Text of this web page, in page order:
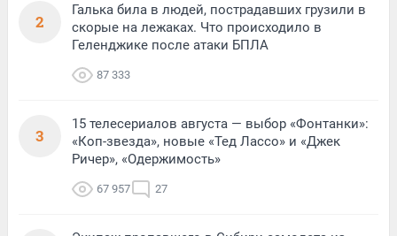
2
Галька била в людей, пострадавших грузили в
скорые на лежаках. Что происходило в
Геленджике после атаки БПЛА
87 333
3
15 телесериалов августа — выбор «Фонтанки»:
«Коп-звезда», новые «Тед Лассо» и «Джек
Ричер», «Одержимость»
67 957 27